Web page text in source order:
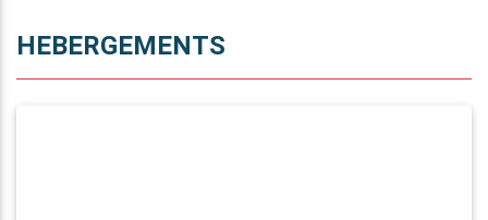
HEBERGEMENTS